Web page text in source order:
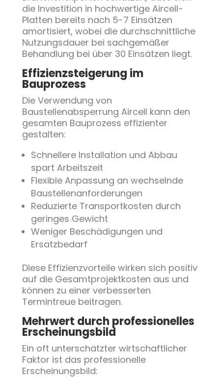
die Investition in hochwertige Aircell-
Platten bereits nach 5-7 Einsätzen
amortisiert, wobei die durchschnittliche
Nutzungsdauer bei sachgemäßer
Behandlung bei über 30 Einsätzen liegt.
Effizienzsteigerung im
Bauprozess
Die Verwendung von
Baustellenabsperrung Aircell kann den
gesamten Bauprozess effizienter
gestalten:
Schnellere Installation und Abbau
spart Arbeitszeit
Flexible Anpassung an wechselnde
Baustellenanforderungen
Reduzierte Transportkosten durch
geringes Gewicht
Weniger Beschädigungen und
Ersatzbedarf
Diese Effizienzvorteile wirken sich positiv
auf die Gesamtprojektkosten aus und
können zu einer verbesserten
Termintreue beitragen.
Mehrwert durch professionelles
Erscheinungsbild
Ein oft unterschätzter wirtschaftlicher
Faktor ist das professionelle
Erscheinungsbild: